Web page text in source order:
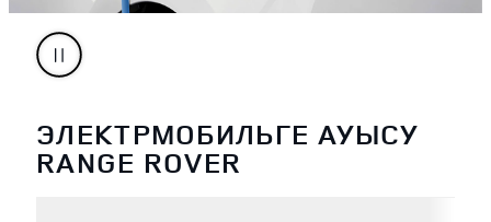
ЭЛЕКТРМОБИЛЬГЕ АУЫСУ
RANGE ROVER